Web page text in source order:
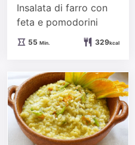
Insalata di farro con
feta e pomodorini
55Minuten
Min. 329kcal